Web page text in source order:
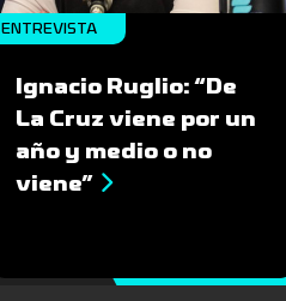
ENTREVISTA
Ignacio Ruglio: “De
La Cruz viene por un
año y medio o no
viene”